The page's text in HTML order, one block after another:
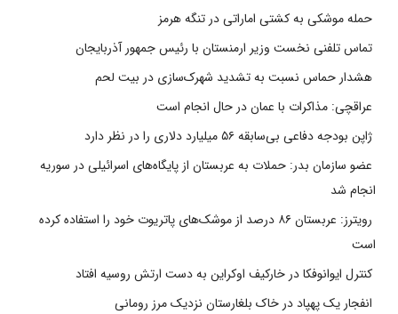
حمله موشکی به کشتی اماراتی در تنگه هرمز
تماس تلفنی نخست وزیر ارمنستان با رئیس جمهور آذربایجان
هشدار حماس نسبت به تشدید شهرک‌سازی در بیت‌ لحم
عراقچی: مذاکرات با عمان در حال انجام است
ژاپن بودجه دفاعی بی‌سابقه ۵۶ میلیارد دلاری را در نظر دارد
عضو سازمان بدر: حملات به عربستان از پایگاه‌های اسرائیلی در سوریه
انجام شد
رویترز: عربستان ۸۶ درصد از موشک‌های پاتریوت خود را استفاده کرده
است
کنترل ایوانوفکا در خارکیف اوکراین به دست ارتش روسیه افتاد
انفجار یک پهپاد در خاک بلغارستان نزدیک مرز رومانی